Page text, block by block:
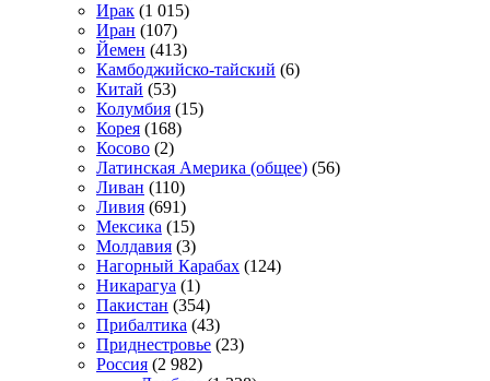
Ирак (1 015)
Иран (107)
Йемен (413)
Камбоджийско-тайский (6)
Китай (53)
Колумбия (15)
Корея (168)
Косово (2)
Латинская Америка (общее) (56)
Ливан (110)
Ливия (691)
Мексика (15)
Молдавия (3)
Нагорный Карабах (124)
Никарагуа (1)
Пакистан (354)
Прибалтика (43)
Приднестровье (23)
Россия (2 982)